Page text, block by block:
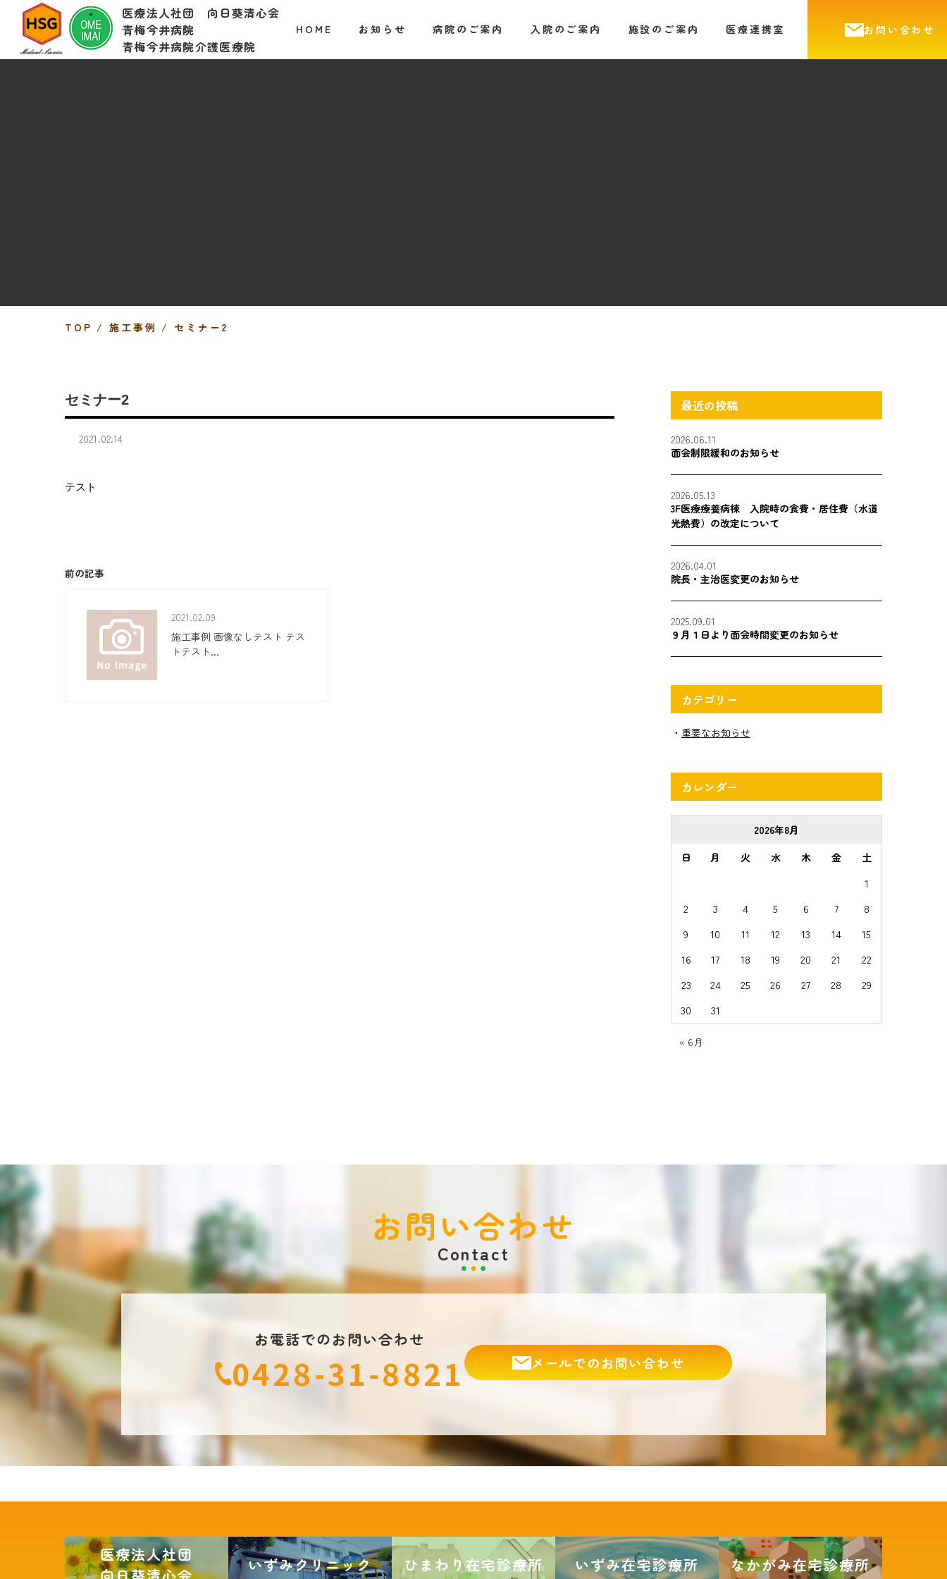
医療法人社団 向日葵清心会
青梅今井病院
青梅今井病院介護医療院
HOME お知らせ 病院のご案内 入院のご案内 施設のご案内 医療連携室 お問い合わせ
TOP 施工事例 セミナー2
セミナー2
2021.02.14
テスト
前の記事
2021.02.09
施工事例 画像なしテスト テス
トテスト...
最近の投稿
2026.06.11
面会制限緩和のお知らせ
2026.05.13
3F医療療養病棟 入院時の食費・居住費（水道
光熱費）の改定について
2026.04.01
院長・主治医変更のお知らせ
2025.09.01
９月１日より面会時間変更のお知らせ
カテゴリー
重要なお知らせ
カレンダー
2026年8月
日
月 火 水 木 金 土
1
2
3 4 5 6 7
8
9
10 11 12 13 14
15
16
17 18 19 20 21
22
23
24 25 26 27 28
29
30
31
« 6月
お問い合わせ
Contact
お電話でのお問い合わせ
0428-31-8821 メールでのお問い合わせ
医療法人社団
いずみクリニック ひまわり在宅診療所 いずみ在宅診療所 なかがみ在宅診療所